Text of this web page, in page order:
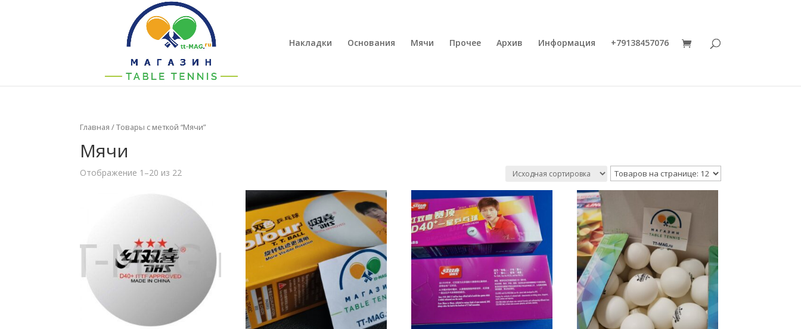
Накладки Основания Мячи Прочее Архив Информация +79138457076
Главная / Товары с меткой “Мячи”
Мячи
Отображение 1–20 из 22